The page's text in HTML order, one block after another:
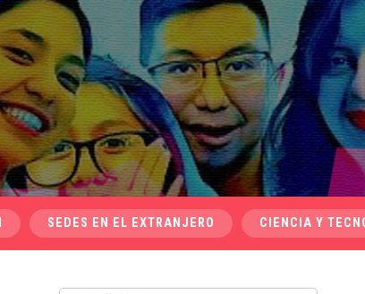
SEDES EN EL EXTRANJERO CIENCIA Y